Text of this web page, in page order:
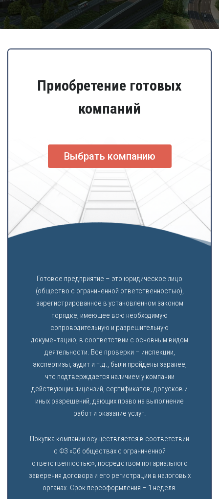
Приобретение готовых
компаний
Выбрать компанию
Готовое предприятие – это юридическое лицо
(общество с ограниченной ответственностью),
зарегистрированное в установленном законом
порядке, имеющее всю необходимую
сопроводительную и разрешительную
документацию, в соответствии с основным видом
деятельности. Все проверки – инспекции,
экспертизы, аудит и т.д., были пройдены заранее,
что подтверждается наличием у компании
действующих лицензий, сертификатов, допусков и
иных разрешений, дающих право на выполнение
работ и оказание услуг.
Покупка компании осуществляется в соответствии
с ФЗ «Об обществах с ограниченной
ответственностью», посредством нотариального
заверения договора и его регистрации в налоговых
органах. Срок переоформления – 1 неделя.